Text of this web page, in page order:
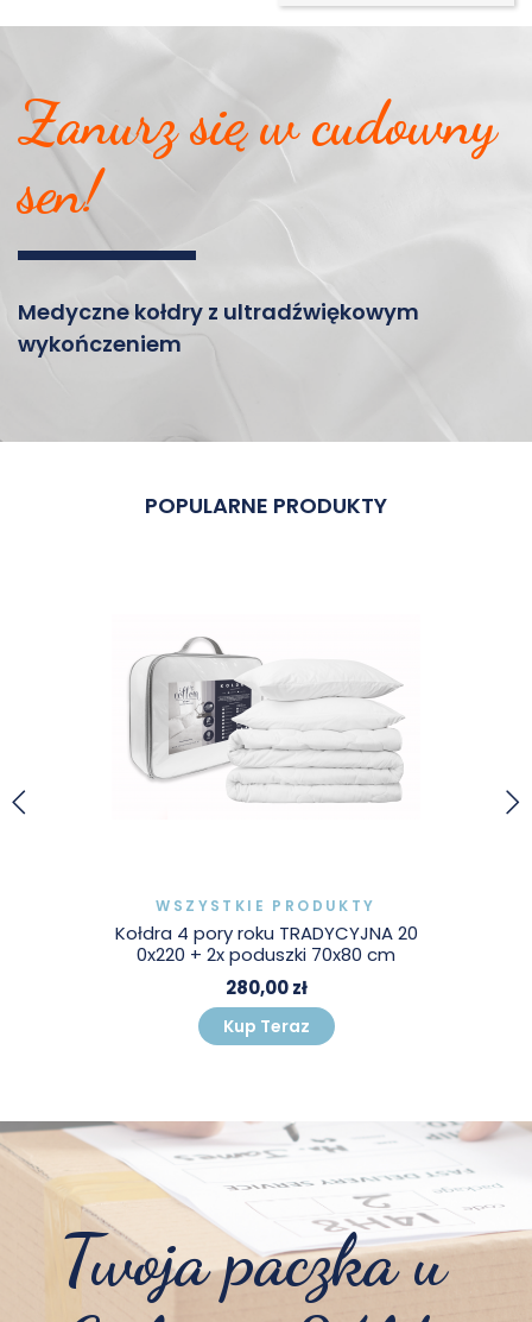
Zanurz się w cudowny
sen!
Medyczne kołdry z ultradźwiękowym
wykończeniem
POPULARNE PRODUKTY
WSZYSTKIE PRODUKTY
Kołdra 4 pory roku TRADYCYJNA 20
0x220 + 2x poduszki 70x80 cm
280,00 zł
Kup Teraz
Twoja paczka u